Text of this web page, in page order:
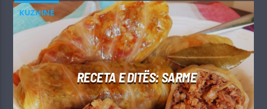
KUZHINË
RECETA E DITËS: SARME